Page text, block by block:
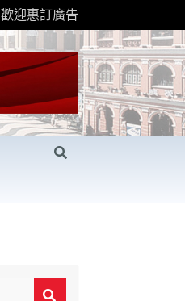
歡迎惠訂廣告